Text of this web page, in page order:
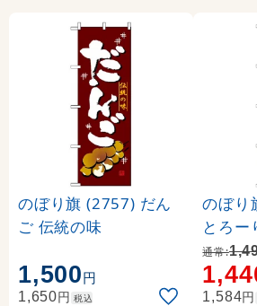
のぼり旗 (2757) だん
ご 伝統の味
1,500円
1,650円 税込
のぼり
とろー
B-703)
通常:
1,584円